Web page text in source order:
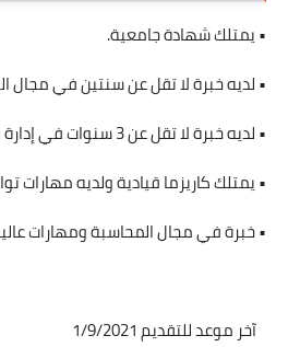
• يمتلك شهادة جامعية.
• لديه خبرة لا تقل عن سنتين في مجال
• لديه خبرة لا تقل عن 3 سنوات في إدارة فرق العمل .
• يمتلك كاريزما قيادية ولديه مهارات
• خبرة في مجال المحاسبة ومهارات
آخر موعد للتقديم 1/9/2021